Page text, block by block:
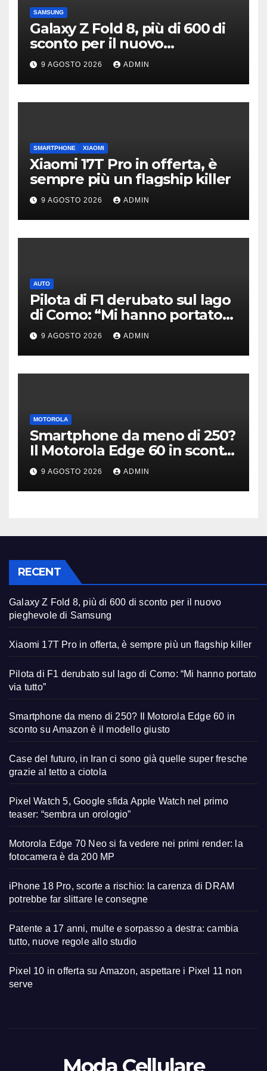
SAMSUNG
Galaxy Z Fold 8, più di 600 di
sconto per il nuovo
pieghevole di Samsung
9 AGOSTO 2026 ADMIN
SMARTPHONE XIAOMI
Xiaomi 17T Pro in offerta, è
sempre più un flagship killer
9 AGOSTO 2026 ADMIN
AUTO
Pilota di F1 derubato sul lago
di Como: “Mi hanno portato
via tutto”
9 AGOSTO 2026 ADMIN
MOTOROLA
Smartphone da meno di 250?
Il Motorola Edge 60 in sconto
su Amazon è il modello
giusto
9 AGOSTO 2026 ADMIN
RECENT
Galaxy Z Fold 8, più di 600 di sconto per il nuovo
pieghevole di Samsung
Xiaomi 17T Pro in offerta, è sempre più un flagship killer
Pilota di F1 derubato sul lago di Como: “Mi hanno portato
via tutto”
Smartphone da meno di 250? Il Motorola Edge 60 in
sconto su Amazon è il modello giusto
Case del futuro, in Iran ci sono già quelle super fresche
grazie al tetto a ciotola
Pixel Watch 5, Google sfida Apple Watch nel primo
teaser: “sembra un orologio”
Motorola Edge 70 Neo si fa vedere nei primi render: la
fotocamera è da 200 MP
iPhone 18 Pro, scorte a rischio: la carenza di DRAM
potrebbe far slittare le consegne
Patente a 17 anni, multe e sorpasso a destra: cambia
tutto, nuove regole allo studio
Pixel 10 in offerta su Amazon, aspettare i Pixel 11 non
serve